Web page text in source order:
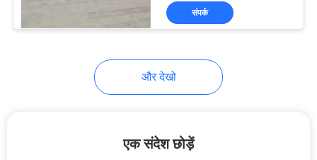
फिंगर जॉइंट शेपर
संपर्क
और देखो
एक संदेश छोड़ें